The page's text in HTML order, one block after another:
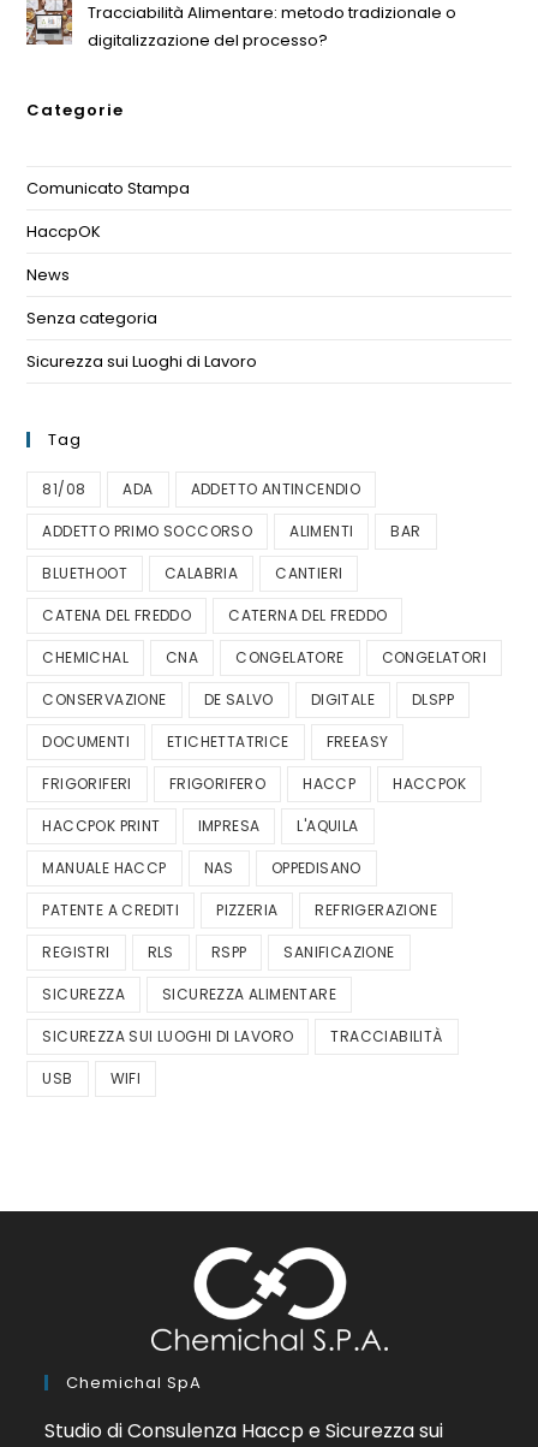
Tracciabilità Alimentare: metodo tradizionale o
digitalizzazione del processo?
Categorie
Comunicato Stampa
HaccpOK
News
Senza categoria
Sicurezza sui Luoghi di Lavoro
Tag
81/08 ADA ADDETTO ANTINCENDIO
ADDETTO PRIMO SOCCORSO ALIMENTI BAR
BLUETHOOT CALABRIA CANTIERI
CATENA DEL FREDDO CATERNA DEL FREDDO
CHEMICHAL CNA CONGELATORE CONGELATORI
CONSERVAZIONE DE SALVO DIGITALE DLSPP
DOCUMENTI ETICHETTATRICE FREEASY
FRIGORIFERI FRIGORIFERO HACCP HACCPOK
HACCPOK PRINT IMPRESA L'AQUILA
MANUALE HACCP NAS OPPEDISANO
PATENTE A CREDITI PIZZERIA REFRIGERAZIONE
REGISTRI RLS RSPP SANIFICAZIONE
SICUREZZA SICUREZZA ALIMENTARE
SICUREZZA SUI LUOGHI DI LAVORO TRACCIABILITÀ
USB WIFI
Chemichal SpA
Studio di Consulenza Haccp e Sicurezza sui